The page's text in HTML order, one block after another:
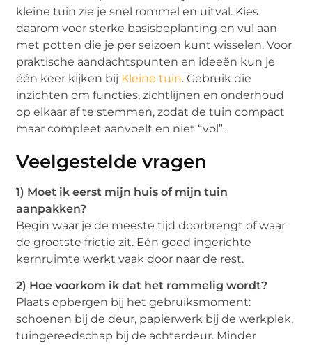
kleine tuin zie je snel rommel en uitval. Kies
daarom voor sterke basisbeplanting en vul aan
met potten die je per seizoen kunt wisselen. Voor
praktische aandachtspunten en ideeën kun je
één keer kijken bij Kleine tuin. Gebruik die
inzichten om functies, zichtlijnen en onderhoud
op elkaar af te stemmen, zodat de tuin compact
maar compleet aanvoelt en niet “vol”.
Veelgestelde vragen
1) Moet ik eerst mijn huis of mijn tuin
aanpakken?
Begin waar je de meeste tijd doorbrengt of waar
de grootste frictie zit. Eén goed ingerichte
kernruimte werkt vaak door naar de rest.
2) Hoe voorkom ik dat het rommelig wordt?
Plaats opbergen bij het gebruiksmoment:
schoenen bij de deur, papierwerk bij de werkplek,
tuingereedschap bij de achterdeur. Minder